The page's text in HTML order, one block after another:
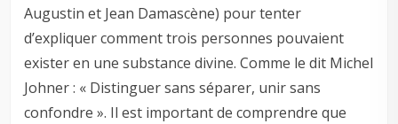
Augustin et Jean Damascène) pour tenter
d’expliquer comment trois personnes pouvaient
exister en une substance divine. Comme le dit Michel
Johner : « Distinguer sans séparer, unir sans
confondre ». Il est important de comprendre que